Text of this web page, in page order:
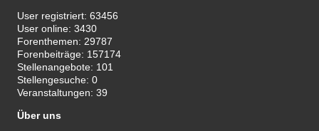
User registriert:63456
User online:3430
Forenthemen: 29787
Forenbeiträge: 157174
Stellenangebote: 101
Stellengesuche:0
Veranstaltungen:39
Über uns